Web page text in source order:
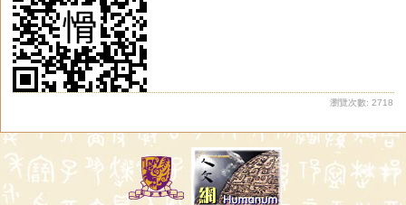
瀏覽次數: 2718